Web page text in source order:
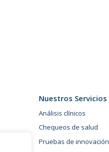
Nuestros Servicios
Análisis clínicos
Chequeos de salud
Pruebas de innovación